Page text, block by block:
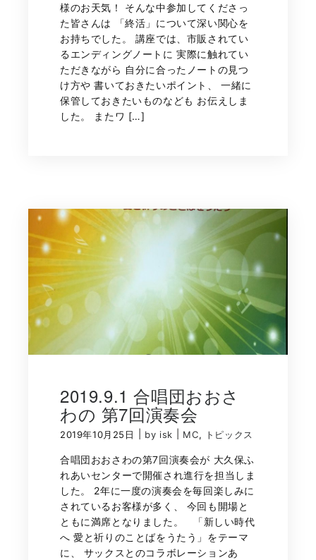
様のお天気！ そんな中参加してくださっ
た皆さんは 「終活」について深い関心を
お持ちでした。 講座では、市販されてい
るエンディングノートに 実際に触れてい
ただきながら 自分に合ったノートの見つ
け方や 書いておきたいポイント、 一緒に
保管しておきたいものなども お伝えしま
した。 またワ […]
2019.9.1 合唱団おおさ
わの 第7回演奏会
2019年10月25日 by isk MC, トピックス
合唱団おおさわの第7回演奏会が 大久保ふ
れあいセンターで開催され進行を担当しま
した。 2年に一度の演奏会を毎回楽しみに
されているお客様が多く、 今回も開場と
ともに満席となりました。 「新しい時代
へ 愛と祈りのことばをうたう」をテーマ
に、 サックスとのコラボレーションあ